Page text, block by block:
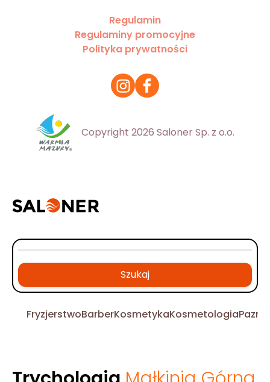
Regulamin
Regulaminy promocyjne
Polityka prywatności
Copyright 2026 Saloner Sp. z o.o.
Szukaj
FryzjerstwoBarberKosmetykaKosmetologia